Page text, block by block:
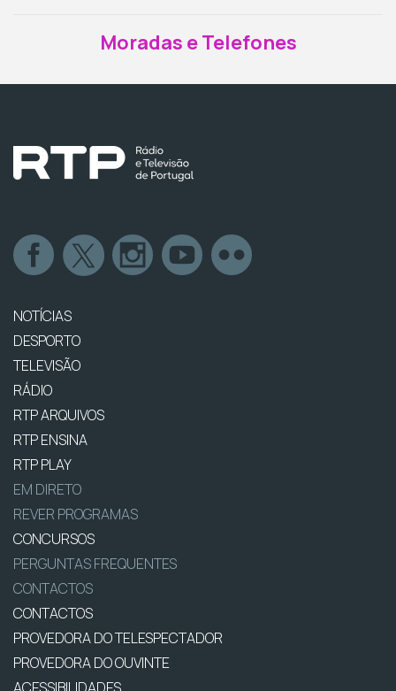
Moradas e Telefones
NOTÍCIAS
DESPORTO
TELEVISÃO
RÁDIO
RTP ARQUIVOS
RTP ENSINA
RTP PLAY
EM DIRETO
REVER PROGRAMAS
CONCURSOS
PERGUNTAS FREQUENTES
CONTACTOS
CONTACTOS
PROVEDORA DO TELESPECTADOR
PROVEDORA DO OUVINTE